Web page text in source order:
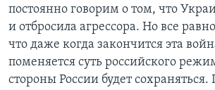
постоянно говорим о том, что
и отбросила агрессора. Но все
что даже когда закончится эта
поменяется суть российского
стороны России будет сохраняться.